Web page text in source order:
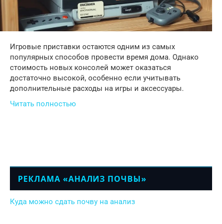
Игровые приставки остаются одним из самых
популярных способов провести время дома. Однако
стоимость новых консолей может оказаться
достаточно высокой, особенно если учитывать
дополнительные расходы на игры и аксессуары.
Читать полностью
РЕКЛАМА «АНАЛИЗ ПОЧВЫ»
Куда можно сдать почву на анализ